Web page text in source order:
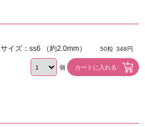
サイズ：ss6 （約2.0mm） 50粒 348円
個